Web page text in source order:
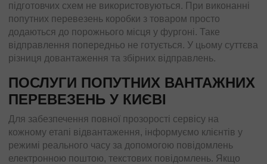
підготовчих схем не використовуються. При виконанні
попутних перевезень коробки з товаром просто
додаються до порожнього місця у фургоні. Таке
відправлення попередньо не готується. У цьому суттєва
різниця довантаження та збірних відправлень.
ПОСЛУГИ ПОПУТНИХ ВАНТАЖНИХ
ПЕРЕВЕЗЕНЬ У КИЄВІ
Для забезпечення повної прозорості сервісу на
кожному етапі відвантаження, інформуємо клієнтів у
режимі реального часу за допомогою повідомлень
електронною поштою, текстових повідомлень. Якщо